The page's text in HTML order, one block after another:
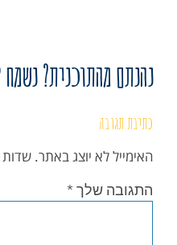
נהנתם מהתוכנית?
כתיבת תגובה
האימייל לא יוצג באתר. שדות
התגובה שלך *